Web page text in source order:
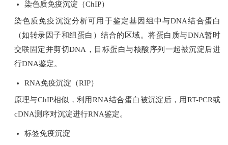
染色质免疫沉淀（ChIP）
染色质免疫沉淀分析可用于鉴定基因组中与DNA结合蛋白
（如转录因子和组蛋白）结合的区域。将蛋白质与DNA暂时
交联固定并剪切DNA，目标蛋白与核酸序列一起被沉淀后进
行DNA鉴定。
RNA免疫沉淀（RIP）
原理与ChIP相似，利用RNA结合蛋白被沉淀后，用RT-PCR或
cDNA测序对沉淀进行RNA鉴定。
标签免疫沉淀